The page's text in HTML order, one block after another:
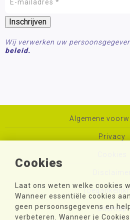
Cookies
Laat ons weten welke cookies
Wanneer essentiële cookies
geen persoonsgegevens en
verbeteren. Wanneer je
Wij verwerken uw
beleid.
Algemene
Privacy
Sitemap